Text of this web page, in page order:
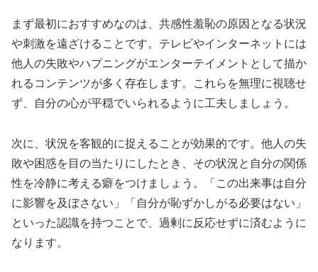
まず最初におすすめなのは、共感性羞恥の原因となる状況
や刺激を遠ざけることです。テレビやインターネットには
他人の失敗やハプニングがエンターテイメントとして描か
れるコンテンツが多く存在します。これらを無理に視聴せ
ず、自分の心が平穏でいられるように工夫しましょう。
次に、状況を客観的に捉えることが効果的です。他人の失
敗や困惑を目の当たりにしたとき、その状況と自分の関係
性を冷静に考える癖をつけましょう。「この出来事は自分
に影響を及ぼさない」「自分が恥ずかしがる必要はない」
といった認識を持つことで、過剰に反応せずに済むように
なります。